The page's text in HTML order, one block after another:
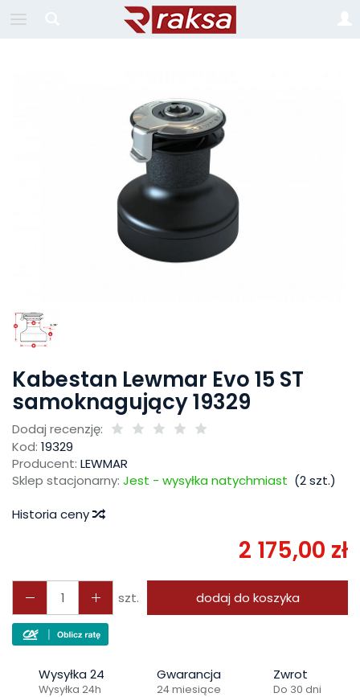
Kabestan Lewmar Evo 15 ST
samoknagujący 19329
Dodaj recenzję:
Kod: 19329
Producent: LEWMAR
Sklep stacjonarny: Jest - wysyłka natychmiast (2szt.)
Historia ceny
2 175,00 zł
szt. dodaj do koszyka
Wysyłka 24
Wysyłka 24h
Gwarancja
24 miesiące
Zwrot
Do 30 dni